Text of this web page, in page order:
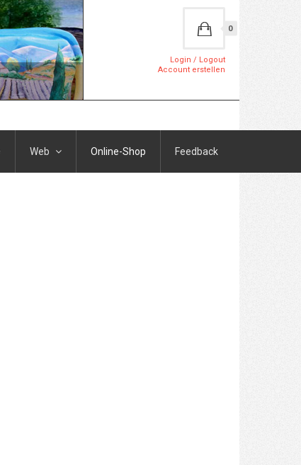
0
Login / Logout
Account erstellen
Web Online-Shop Feedback